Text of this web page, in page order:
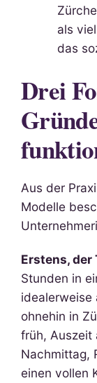
als
das
Drei
Aus der
Modelle
Erstens, der
Stunden in
idealerweise
ohnehin in
früh, Auszeit
Nachmittag,
einen vollen